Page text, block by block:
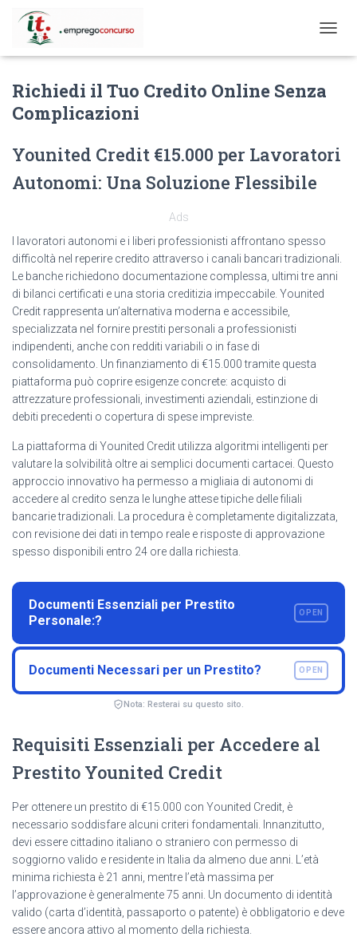
O
V
Richiedi il Tuo Credito Online Senza
Complicazioni
Younited Credit €15.000 per Lavoratori
Autonomi: Una Soluzione Flessibile
Ads
I lavoratori autonomi e i liberi professionisti affrontano spesso
difficoltà nel reperire credito attraverso i canali bancari tradizionali.
Le banche richiedono documentazione complessa, ultimi tre anni
di bilanci certificati e una storia creditizia impeccabile. Younited
Credit rappresenta un’alternativa moderna e accessibile,
specializzata nel fornire prestiti personali a professionisti
indipendenti, anche con redditi variabili o in fase di
consolidamento. Un finanziamento di €15.000 tramite questa
piattaforma può coprire esigenze concrete: acquisto di
attrezzature professionali, investimenti aziendali, estinzione di
debiti precedenti o copertura di spese impreviste.
La piattaforma di Younited Credit utilizza algoritmi intelligenti per
valutare la solvibilità oltre ai semplici documenti cartacei. Questo
approccio innovativo ha permesso a migliaia di autonomi di
accedere al credito senza le lunghe attese tipiche delle filiali
bancarie tradizionali. La procedura è completamente digitalizzata,
con revisione dei dati in tempo reale e risposte di approvazione
spesso disponibili entro 24 ore dalla richiesta.
Documenti Essenziali per Prestito
Personale:?
OPEN
Documenti Necessari per un Prestito? OPEN
Nota: Resterai su questo sito.
Requisiti Essenziali per Accedere al
Prestito Younited Credit
Per ottenere un prestito di €15.000 con Younited Credit, è
necessario soddisfare alcuni criteri fondamentali. Innanzitutto,
devi essere cittadino italiano o straniero con permesso di
soggiorno valido e residente in Italia da almeno due anni. L’età
minima richiesta è 21 anni, mentre l’età massima per
l’approvazione è generalmente 75 anni. Un documento di identità
valido (carta d’identità, passaporto o patente) è obbligatorio e deve
essere ancora attivo al momento della richiesta.